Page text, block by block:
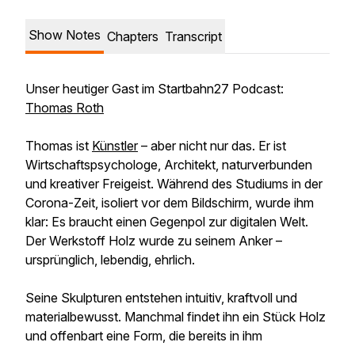
Show Notes Chapters Transcript
Unser heutiger Gast im Startbahn27 Podcast:
Thomas Roth
Thomas ist Künstler– aber nicht nur das. Er ist
Wirtschaftspsychologe, Architekt, naturverbunden
und kreativer Freigeist. Während des Studiums in der
Corona-Zeit, isoliert vor dem Bildschirm, wurde ihm
klar: Es braucht einen Gegenpol zur digitalen Welt.
Der Werkstoff Holz wurde zu seinem Anker –
ursprünglich, lebendig, ehrlich.
Seine Skulpturen entstehen intuitiv, kraftvoll und
materialbewusst. Manchmal findet ihn ein Stück Holz
und offenbart eine Form, die bereits in ihm